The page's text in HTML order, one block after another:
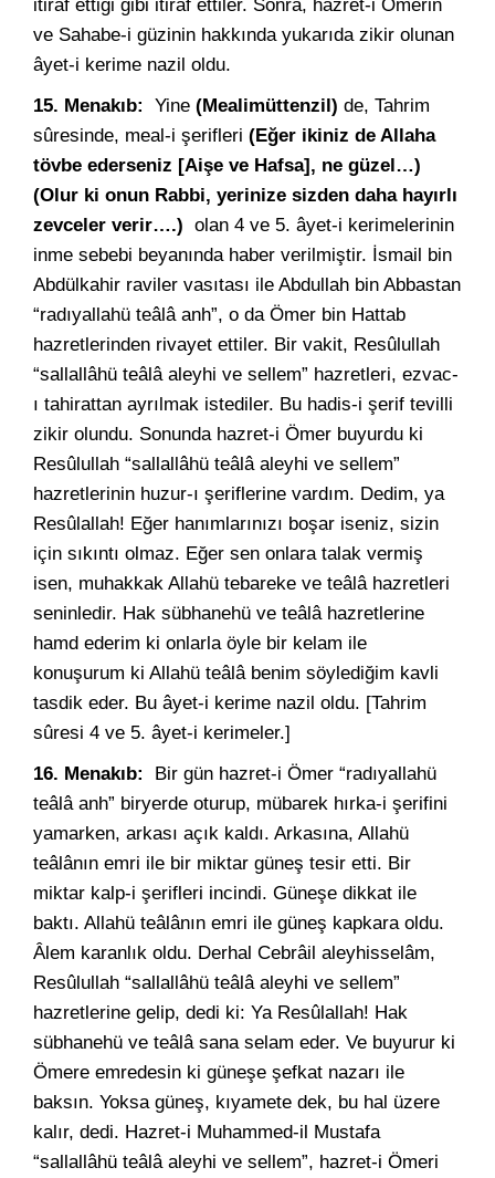
itiraf ettiği gibi itiraf ettiler. Sonra, hazret-i Ömerin
ve Sahabe-i güzinin hakkında yukarıda zikir olunan
âyet-i kerime nazil oldu.
15. Menakıb:
Yine (Mealimüttenzil) de, Tahrim
sûresinde, meal-i şerifleri (Eğer ikiniz de Allaha
tövbe ederseniz [Aişe ve Hafsa], ne güzel…)
(Olur ki onun Rabbi, yerinize sizden daha hayırlı
zevceler verir….) olan 4 ve 5. âyet-i kerimelerinin
inme sebebi beyanında haber verilmiştir. İsmail bin
Abdülkahir raviler vasıtası ile Abdullah bin Abbastan
“radıyallahü teâlâ anh”, o da Ömer bin Hattab
hazretlerinden rivayet ettiler. Bir vakit, Resûlullah
“sallallâhü teâlâ aleyhi ve sellem” hazretleri, ezvac-
ı tahirattan ayrılmak istediler. Bu hadis-i şerif tevilli
zikir olundu. Sonunda hazret-i Ömer buyurdu ki
Resûlullah “sallallâhü teâlâ aleyhi ve sellem”
hazretlerinin huzur-ı şeriflerine vardım. Dedim, ya
Resûlallah! Eğer hanımlarınızı boşar iseniz, sizin
için sıkıntı olmaz. Eğer sen onlara talak vermiş
isen, muhakkak Allahü tebareke ve teâlâ hazretleri
seninledir. Hak sübhanehü ve teâlâ hazretlerine
hamd ederim ki onlarla öyle bir kelam ile
konuşurum ki Allahü teâlâ benim söylediğim kavli
tasdik eder. Bu âyet-i kerime nazil oldu. [Tahrim
sûresi 4 ve 5. âyet-i kerimeler.]
16. Menakıb:
Bir gün hazret-i Ömer “radıyallahü
teâlâ anh” biryerde oturup, mübarek hırka-i şerifini
yamarken, arkası açık kaldı. Arkasına, Allahü
teâlânın emri ile bir miktar güneş tesir etti. Bir
miktar kalp-i şerifleri incindi. Güneşe dikkat ile
baktı. Allahü teâlânın emri ile güneş kapkara oldu.
Âlem karanlık oldu. Derhal Cebrâil aleyhisselâm,
Resûlullah “sallallâhü teâlâ aleyhi ve sellem”
hazretlerine gelip, dedi ki: Ya Resûlallah! Hak
sübhanehü ve teâlâ sana selam eder. Ve buyurur ki
Ömere emredesin ki güneşe şefkat nazarı ile
baksın. Yoksa güneş, kıyamete dek, bu hal üzere
kalır, dedi. Hazret-i Muhammed-il Mustafa
“sallallâhü teâlâ aleyhi ve sellem”, hazret-i Ömeri